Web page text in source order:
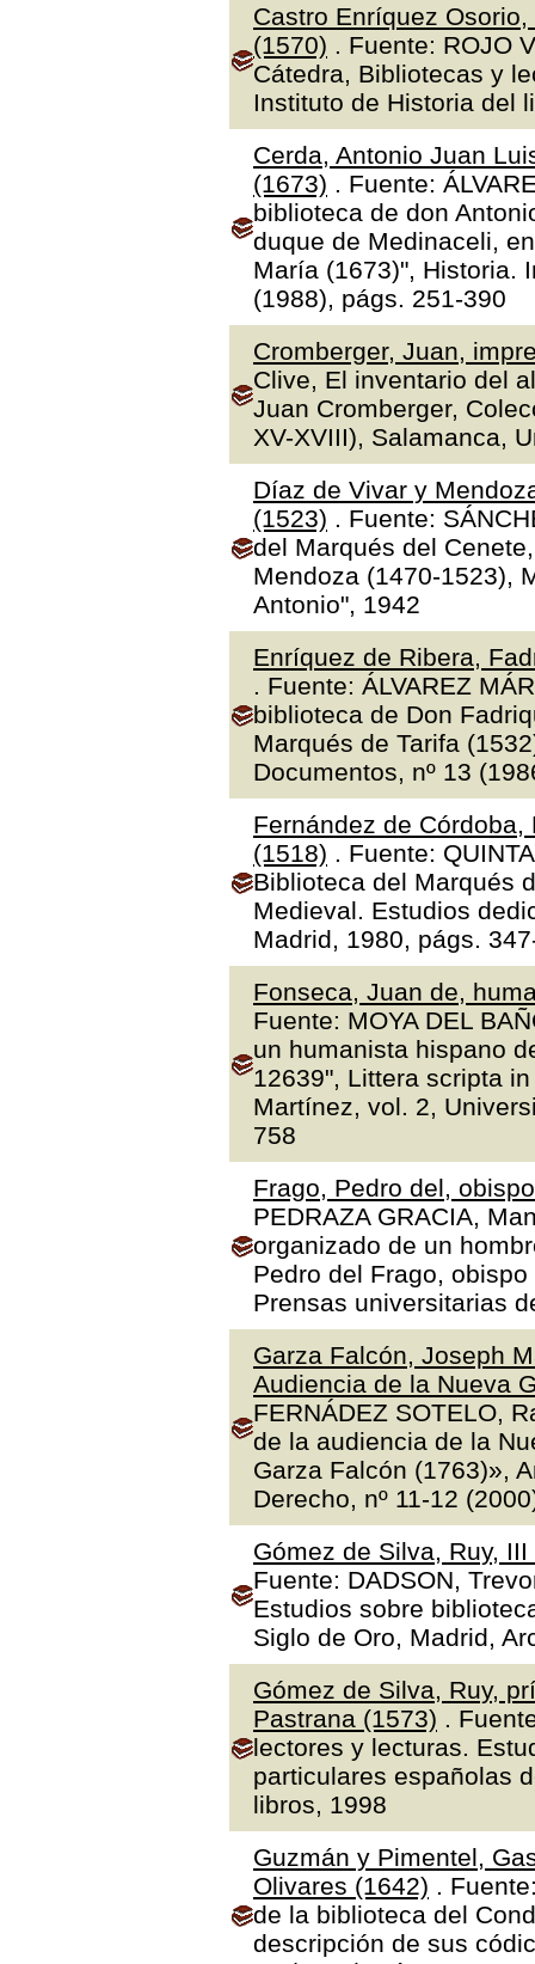
Castro Enríquez
(1570) . Fuente: ROJO
Cátedra, Bibliotecas y
Instituto de Historia del
Cerda, Antonio Juan
(1673) . Fuente:
biblioteca de don
duque de Medinaceli,
María (1673)", Historia.
(1988), págs. 251-390
Cromberger, Juan,
Clive, El inventario del
Juan Cromberger,
XV-XVIII), Salamanca,
Díaz de Vivar y
(1523) . Fuente:
del Marqués del
Mendoza (1470-1523),
Antonio", 1942
Enríquez de Ribera,
. Fuente: ÁLVAREZ
biblioteca de Don
Marqués de Tarifa
Documentos, nº 13
Fernández de
(1518) . Fuente:
Biblioteca del Marqués
Medieval. Estudios
Madrid, 1980, págs.
Fonseca, Juan de,
Fuente: MOYA DEL
un humanista hispano
12639", Littera scripta
Martínez, vol. 2,
758
Frago, Pedro del,
PEDRAZA GRACIA,
organizado de un
Pedro del Frago,
Prensas universitarias
Garza Falcón, Joseph
Audiencia de la Nueva
FERNÁDEZ SOTELO,
de la audiencia de la
Garza Falcón (1763)»,
Derecho, nº 11-12
Gómez de Silva, Ruy,
Fuente: DADSON,
Estudios sobre
Siglo de Oro, Madrid,
Gómez de Silva, Ruy,
Pastrana (1573) .
lectores y lecturas.
particulares españolas
libros, 1998
Guzmán y Pimentel,
Olivares (1642) .
de la biblioteca del
descripción de sus